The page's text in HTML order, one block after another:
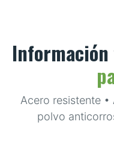
Acero resistente
polvo